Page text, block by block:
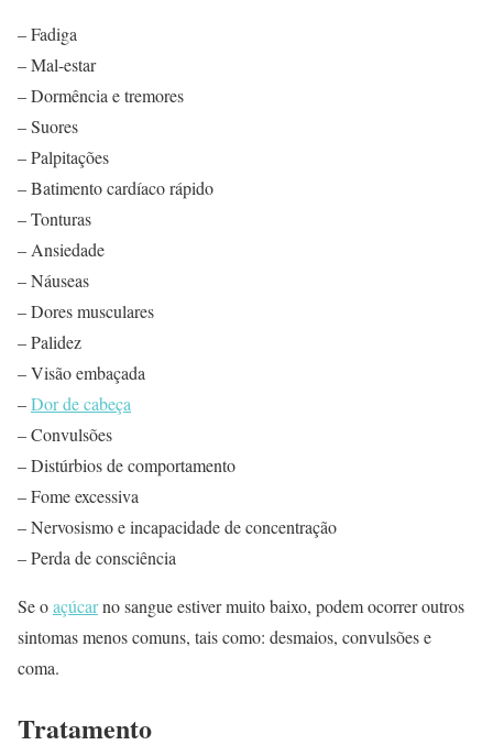
– Fadiga
– Mal-estar
– Dormência e tremores
– Suores
– Palpitações
– Batimento cardíaco rápido
– Tonturas
– Ansiedade
– Náuseas
– Dores musculares
– Palidez
– Visão embaçada
–Dor de cabeça
– Convulsões
– Distúrbios de comportamento
– Fome excessiva
– Nervosismo e incapacidade de concentração
– Perda de consciência
Se oaçúcarno sangue estiver muito baixo, podem ocorrer outros
sintomas menos comuns, tais como: desmaios, convulsões e
coma.
Tratamento